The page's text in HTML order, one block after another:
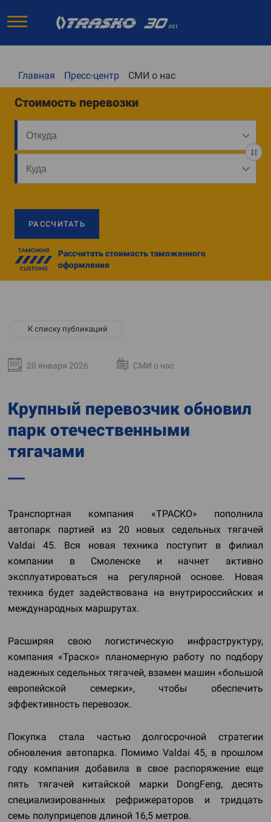
Главная Пресс-центр СМИ о нас
Стоимость перевозки
РАССЧИТАТЬ
Рассчитать стоимость таможенного
оформления
К списку публикаций
20 января 2026 СМИ о нас
Крупный перевозчик обновил
парк отечественными
тягачами
Транспортная компания «ТРАСКО» пополнила
автопарк партией из 20 новых седельных тягачей
Valdai 45. Вся новая техника поступит в филиал
компании в Смоленске и начнет активно
эксплуатироваться на регулярной основе. Новая
техника будет задействована на внутрироссийских и
международных маршрутах.
Расширяя свою логистическую инфраструктуру,
компания «Траско» планомерную работу по подбору
надежных седельных тягачей, взамен машин «большой
европейской семерки», чтобы обеспечить
эффективность перевозок.
Покупка стала частью долгосрочной стратегии
обновления автопарка. Помимо Valdai 45, в прошлом
году компания добавила в свое распоряжение еще
пять тягачей китайской марки DongFeng, десять
специализированных рефрижераторов и тридцать
семь полуприцепов длиной 16,5 метров.